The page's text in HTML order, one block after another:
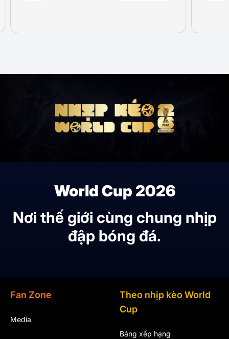
World Cup 2026
Nơi thế giới cùng chung nhịp
đập bóng đá.
Fan Zone
Media
Theo nhịp kèo World
Cup
Bảng xếp hạng